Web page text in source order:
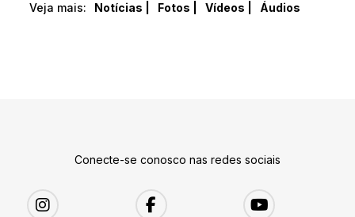
Veja mais: Notícias | Fotos | Vídeos | Áudios
Conecte-se conosco nas redes sociais